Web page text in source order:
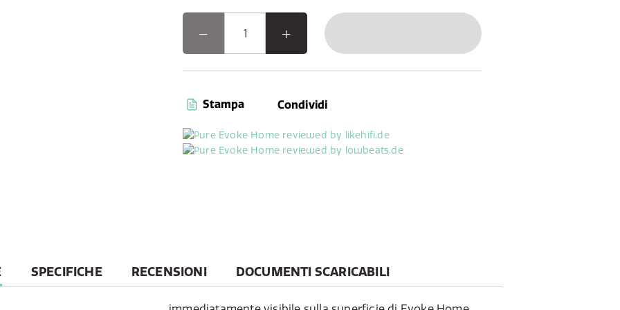
alternativa a un classico sistema Hi-Fi che offre contenuti
audio da stazioni radio internazionali, DAB+ o dalla tua
collezione privata di CD.
Stampa Condividi
SPECIFICHE RECENSIONI DOCUMENTI SCARICABILI